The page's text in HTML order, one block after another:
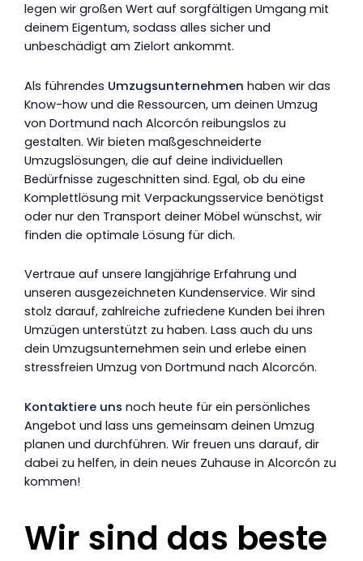
legen wir großen Wert auf sorgfältigen Umgang mit
deinem Eigentum, sodass alles sicher und
unbeschädigt am Zielort ankommt.
Als führendes Umzugsunternehmen haben wir das
Know-how und die Ressourcen, um deinen Umzug
von Dortmund nach Alcorcón reibungslos zu
gestalten. Wir bieten maßgeschneiderte
Umzugslösungen, die auf deine individuellen
Bedürfnisse zugeschnitten sind. Egal, ob du eine
Komplettlösung mit Verpackungsservice benötigst
oder nur den Transport deiner Möbel wünschst, wir
finden die optimale Lösung für dich.
Vertraue auf unsere langjährige Erfahrung und
unseren ausgezeichneten Kundenservice. Wir sind
stolz darauf, zahlreiche zufriedene Kunden bei ihren
Umzügen unterstützt zu haben. Lass auch du uns
dein Umzugsunternehmen sein und erlebe einen
stressfreien Umzug von Dortmund nach Alcorcón.
Kontaktiere uns noch heute für ein persönliches
Angebot und lass uns gemeinsam deinen Umzug
planen und durchführen. Wir freuen uns darauf, dir
dabei zu helfen, in dein neues Zuhause in Alcorcón zu
kommen!
Wir sind das beste